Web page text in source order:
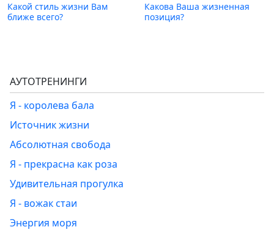
Какой стиль жизни Вам
ближе всего?
Какова Ваша жизненная
позиция?
АУТОТРЕНИНГИ
Я - королева бала
Источник жизни
Абсолютная свобода
Я - прекрасна как роза
Удивительная прогулка
Я - вожак стаи
Энергия моря